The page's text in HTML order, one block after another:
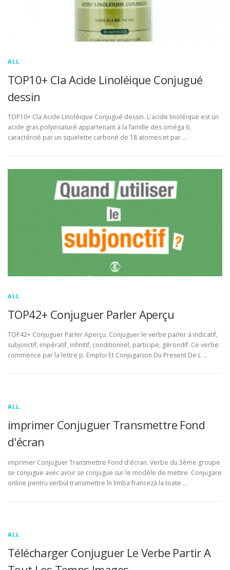
ALL
TOP10+ Cla Acide Linoléique Conjugué
dessin
TOP10+ Cla Acide Linoléique Conjugué dessin. L'acide linoléique est un
acide gras polyinsaturé appartenant à la famille des oméga 6,
caractérisé par un squelette carboné de 18 atomes et par …
ALL
TOP42+ Conjuguer Parler Aperçu
TOP42+ Conjuguer Parler Aperçu. Conjuguer le verbe parler à indicatif,
subjonctif, impératif, infinitif, conditionnel, participe, gérondif. Ce verbe
commence par la lettre p. Emploi Et Conjugaison Du Present De L …
ALL
imprimer Conjuguer Transmettre Fond
d'écran
imprimer Conjuguer Transmettre Fond d'écran. Verbe du 3ème groupe
se conjugue avec avoir se conjugue sur le modèle de mettre. Conjugare
online pentru verbul transmettre în limba franceză la toate …
ALL
Télécharger Conjuguer Le Verbe Partir A